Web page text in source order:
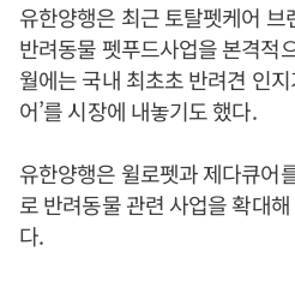
유한양행은 최근 토탈펫케어 브
반려동물 펫푸드사업을 본격적
월에는 국내 최초초 반려견 인
어’를 시장에 내놓기도 했다.
유한양행은 윌로펫과 제다큐어
로 반려동물 관련 사업을 확대
다.